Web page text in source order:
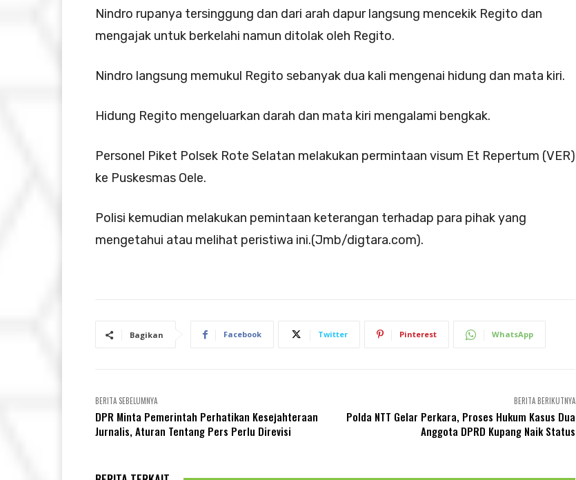
Nindro rupanya tersinggung dan dari arah dapur langsung mencekik Regito dan
mengajak untuk berkelahi namun ditolak oleh Regito.
Nindro langsung memukul Regito sebanyak dua kali mengenai hidung dan mata kiri.
Hidung Regito mengeluarkan darah dan mata kiri mengalami bengkak.
Personel Piket Polsek Rote Selatan melakukan permintaan visum Et Repertum (VER)
ke Puskesmas Oele.
Polisi kemudian melakukan pemintaan keterangan terhadap para pihak yang
mengetahui atau melihat peristiwa ini.(Jmb/digtara.com).
Bagikan Facebook Twitter Pinterest WhatsApp
BERITA SEBELUMNYA
DPR Minta Pemerintah Perhatikan Kesejahteraan
Jurnalis, Aturan Tentang Pers Perlu Direvisi
BERITA BERIKUTNYA
Polda NTT Gelar Perkara, Proses Hukum Kasus Dua
Anggota DPRD Kupang Naik Status